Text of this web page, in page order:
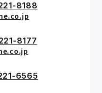
8188
8177
6565